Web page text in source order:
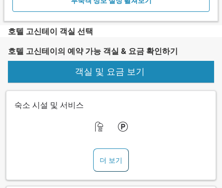
호텔 고신테이 객실 선택
호텔 고신테이의 예약 가능 객실 & 요금 확인하기
객실 및 요금 보기
숙소 시설 및 서비스
더 보기